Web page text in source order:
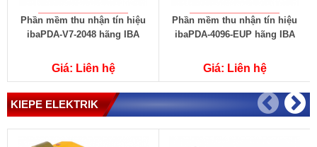
Phần mềm thu nhận tín hiệu
ibaPDA-V7-2048 hãng IBA
Giá: Liên hệ
Phần mềm thu nhận tín hiệu
ibaPDA-4096-EUP hãng IBA
Giá: Liên hệ
KIEPE ELEKTRIK